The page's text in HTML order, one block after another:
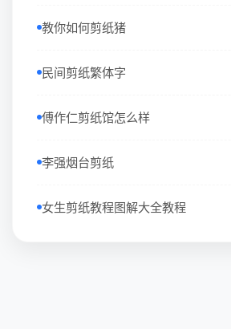
教你如何剪纸猪
民间剪纸繁体字
傅作仁剪纸馆怎么样
李强烟台剪纸
女生剪纸教程图解大全教程